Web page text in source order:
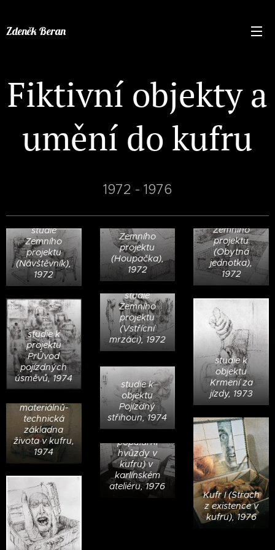
Zdeněk Beran
Fiktivní objekty a
umění do kufru
1972 - 1976
studie
Zemního
projektu
(Návštěvník),
1972
Zemního
projektu
(Houpačka),
1972
studie
Zemního
projektu
(Obytná
jednotka),
1972
studie
Zemního
projektu
(Vstřícní
mrzáci), 1972
studie k
projektu
PrÛvod
pojízdných
úsměvů, 1974
studie k
objektu
Krmení za
jízdy, 1973
studie k
objektu
Pojízdný
střihoun, 1974
studie objektu
materiálnû-
technická
základna
života v kufru,
1974
Kufr I (Strach
z existence v
kufru), 1976
Kufry II a III
(Poslední zpěv
populární
hvûzdy v
kufru) v
karlínském
ateliéru, 1976